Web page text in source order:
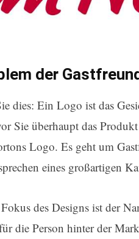
der
dies: Ein Logo ist das
Sie überhaupt das
Logo. Es geht um
eines großartigen
des Designs ist der
die Person hinter der